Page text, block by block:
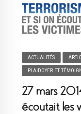
ACTUALITÉS
PLAIDOYER ET
27 mars
écoutait les